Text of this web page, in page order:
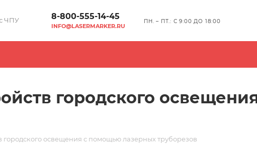
ЧПУ 8-800-555-14-45
INFO@LASERMARKER.RU
ПН. – ПТ.: С 9:00 ДО 18:00
городского
городского освещения с помощью лазерных труборезов